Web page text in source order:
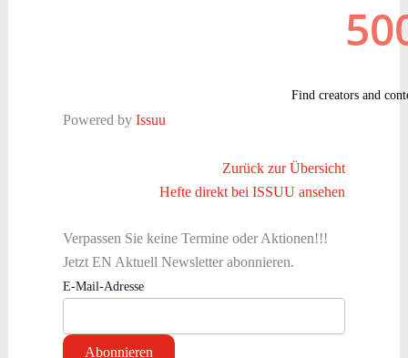
Powered by Issuu
Zurück zur Übersicht
Hefte direkt bei ISSUU ansehen
Verpassen Sie keine Termine oder Aktionen!!!
Jetzt EN Aktuell Newsletter abonnieren.
E-Mail-Adresse